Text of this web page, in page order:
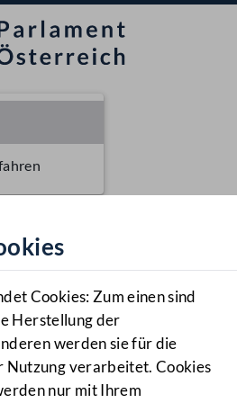
öffnen
Cookies: Zum einen sind
Herstellung der
werden sie für die
Nutzung verarbeitet. Cookies
nur mit Ihrem